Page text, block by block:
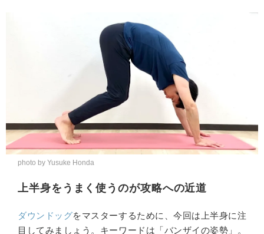
photo by Yusuke Honda
上半身をうまく使うのが攻略への近道
ダウンドッグをマスターするために、今回は上半身に注
目してみましょう。キーワードは「バンザイの姿勢」。